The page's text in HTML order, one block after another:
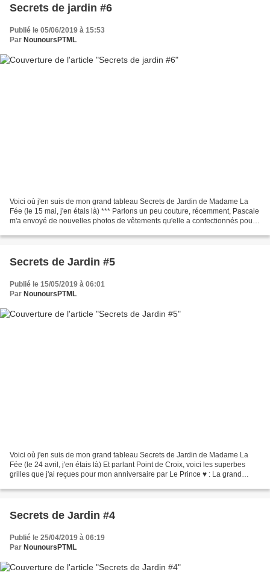
Secrets de jardin #6
Publié le 05/06/2019 à 15:53
Par NounoursPTML
Voici où j'en suis de mon grand tableau Secrets de Jardin de Madame La
Fée (le 15 mai, j'en étais là) *** Parlons un peu couture, récemment, Pascale
m'a envoyé de nouvelles photos de vêtements qu'elle a confectionnés pour
Secrets de Jardin #5
Publié le 15/05/2019 à 06:01
Par NounoursPTML
Voici où j'en suis de mon grand tableau Secrets de Jardin de Madame La
Fée (le 24 avril, j'en étais là) Et parlant Point de Croix, voici les superbes
grilles que j'ai reçues pour mon anniversaire par Le Prince ♥ : La grand
Secrets de Jardin #4
Publié le 25/04/2019 à 06:19
Par NounoursPTML